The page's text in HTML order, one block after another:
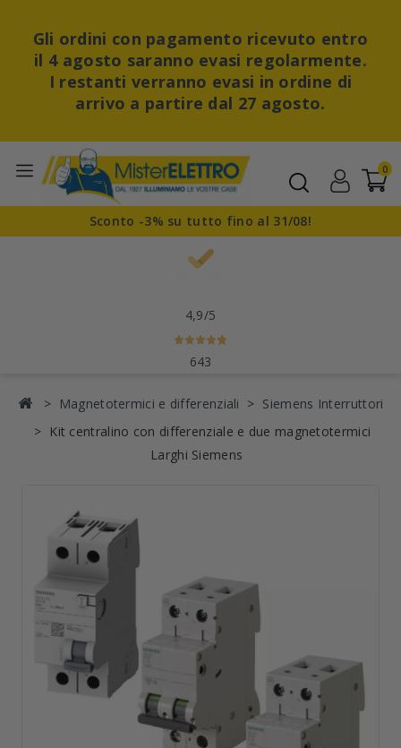
Gli ordini con pagamento ricevuto entro
il 4 agosto saranno evasi regolarmente.
I restanti verranno evasi in ordine di
arrivo a partire dal 27 agosto.
0
Sconto -3% su tutto fino al 31/08!
4,9/5
643
Magnetotermici e differenziali
Siemens Interruttori
Kit centralino con differenziale e due magnetotermici
Larghi Siemens